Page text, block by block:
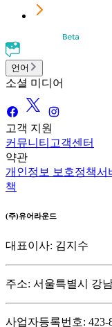
언어
소셜 미디어
고객 지원
커뮤니티 고객센터
약관
개인정보 보호정책서
책
(주)유어라운드
대표이사: 김지수
주소: 서울특별시 강
사업자등록번호: 423-